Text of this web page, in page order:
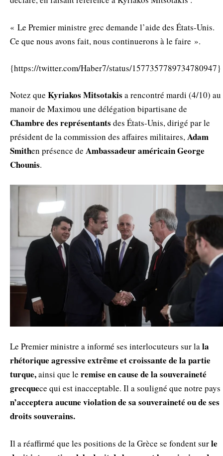
« Le Premier ministre grec demande l’aide des États-Unis.
Ce que nous avons fait, nous continuerons à le faire ».
{https://twitter.com/Haber7/status/1577357789734780947}
Notez que Kyriakos Mitsotakis a rencontré mardi (4/10) au
manoir de Maximou une délégation bipartisane de
Chambre des représentants des États-Unis, dirigé par le
président de la commission des affaires militaires,Adam
Smithen présence de Ambassadeur américain George
Chounis.
Le Premier ministre a informé ses interlocuteurs sur lala
rhétorique agressive extrême et croissante de la partie
turque,ainsi que le remise en cause de la souveraineté
grecquece qui est inacceptable. Il a souligné que notre pays
n’acceptera aucune violation de sa souveraineté ou de ses
droits souverains.
Il a réaffirmé que les positions de la Grèce se fondent surle